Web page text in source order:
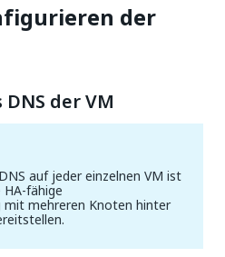
der
der VM
auf jeder einzelnen VM ist
fähige
mehreren Knoten hinter